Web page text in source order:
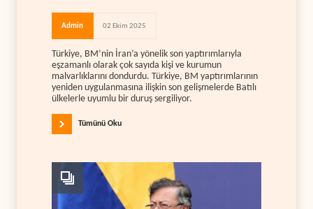
Admin 02 Ekim 2025
Türkiye, BM’nin İran’a yönelik son yaptırımlarıyla
eşzamanlı olarak çok sayıda kişi ve kurumun
malvarlıklarını dondurdu. Türkiye, BM yaptırımlarının
yeniden uygulanmasına ilişkin son gelişmelerde Batılı
ülkelerle uyumlu bir duruş sergiliyor.
Tümünü Oku